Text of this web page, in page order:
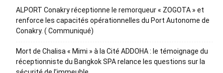
ALPORT Conakry réceptionne le remorqueur « ZOGOTA » et
renforce les capacités opérationnelles du Port Autonome de
Conakry. ( Communiqué)
Mort de Chalisa « Mimi » à la Cité ADDOHA : le témoignage du
réceptionniste du Bangkok SPA relance les questions sur la